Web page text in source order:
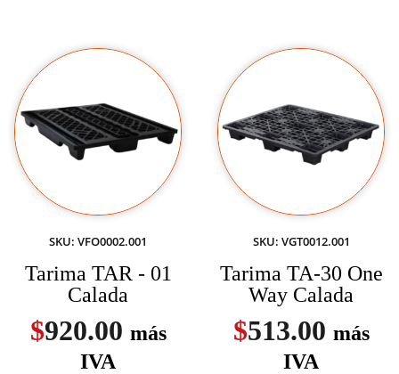
SKU: VFO0002.001
Tarima TAR - 01
Calada
$920.00 más
IVA
SKU: VGT0012.001
Tarima TA-30 One
Way Calada
$513.00 más
IVA